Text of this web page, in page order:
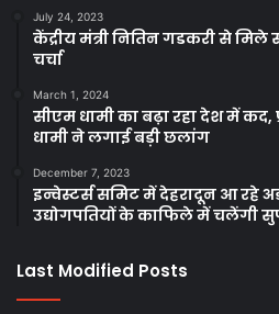
July 24, 2023
केंद्रीय मंत्री नितिन गडकरी से मिले
चर्चा
March 1, 2024
सीएम धामी का बढ़ा रहा देश में कद,
धामी ने लगाई बड़ी छलांग
December 7, 2023
इन्वेस्टर्स समिट में देहरादून आ रहे
उद्योगपतियों के काफिले में चलेंगी
Last Modified Posts